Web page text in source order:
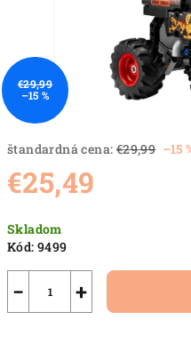
štandardná cena: €29,99 –15
€25,49
cena:
Skladom
Kód: 9499
+
−
€29,99
–15 %